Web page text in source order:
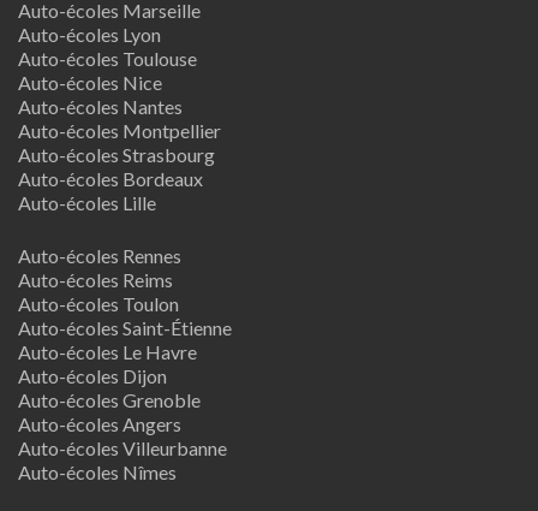
Auto-écoles Marseille
Auto-écoles Lyon
Auto-écoles Toulouse
Auto-écoles Nice
Auto-écoles Nantes
Auto-écoles Montpellier
Auto-écoles Strasbourg
Auto-écoles Bordeaux
Auto-écoles Lille
Auto-écoles Rennes
Auto-écoles Reims
Auto-écoles Toulon
Auto-écoles Saint-Étienne
Auto-écoles Le Havre
Auto-écoles Dijon
Auto-écoles Grenoble
Auto-écoles Angers
Auto-écoles Villeurbanne
Auto-écoles Nîmes